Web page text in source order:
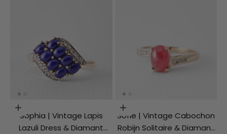
Opties kiezen
Sophia | Vintage Lapis
Lazuli Dress & Diamant
Opties kiezen
Sofie | Vintage Cabochon
Robijn Solitaire & Diamant